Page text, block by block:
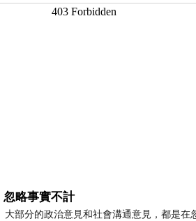
忽略事實不計
大部分的政治意見和社會溝通意見，都是在